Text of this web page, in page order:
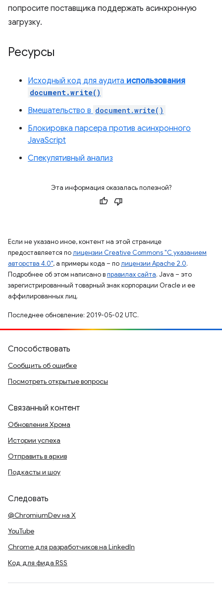
попросите поставщика поддержать асинхронную
загрузку.
Ресурсы
Исходный код для аудита использования
document.write()
Вмешательство в document.write()
Блокировка парсера против асинхронного
JavaScript
Спекулятивный анализ
Эта информация оказалась полезной?
Если не указано иное, контент на этой странице
предоставляется полицензии Creative Commons "С указанием
авторства 4.0", а примеры кода – полицензии Apache 2.0.
Подробнее об этом написано вправилах сайта. Java – это
зарегистрированный товарный знак корпорации Oracle и ее
аффилированных лиц.
Последнее обновление: 2019-05-02 UTC.
Способствовать
Сообщить об ошибке
Посмотреть открытые вопросы
Связанный контент
Обновления Хрома
Истории успеха
Отправить в архив
Подкасты и шоу
Следовать
@ChromiumDev на X
YouTube
Chrome для разработчиков на LinkedIn
Код для фида RSS